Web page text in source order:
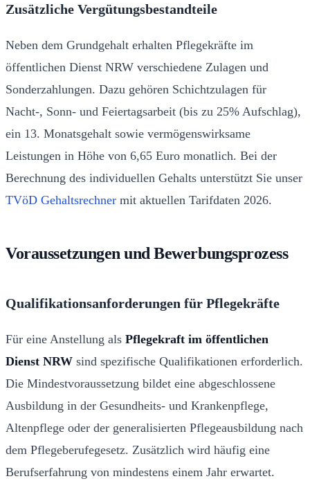
Zusätzliche Vergütungsbestandteile
Neben dem Grundgehalt erhalten Pflegekräfte im
öffentlichen Dienst NRW verschiedene Zulagen und
Sonderzahlungen. Dazu gehören Schichtzulagen für
Nacht-, Sonn- und Feiertagsarbeit (bis zu 25% Aufschlag),
ein 13. Monatsgehalt sowie vermögenswirksame
Leistungen in Höhe von 6,65 Euro monatlich. Bei der
Berechnung des individuellen Gehalts unterstützt Sie unser
TVöD Gehaltsrechner mit aktuellen Tarifdaten 2026.
Voraussetzungen und Bewerbungsprozess
Qualifikationsanforderungen für Pflegekräfte
Für eine Anstellung als Pflegekraft im öffentlichen
Dienst NRW sind spezifische Qualifikationen erforderlich.
Die Mindestvoraussetzung bildet eine abgeschlossene
Ausbildung in der Gesundheits- und Krankenpflege,
Altenpflege oder der generalisierten Pflegeausbildung nach
dem Pflegeberufegesetz. Zusätzlich wird häufig eine
Berufserfahrung von mindestens einem Jahr erwartet.